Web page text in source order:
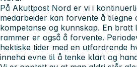
På Akuttpost Nord er vi i
medarbeider kan forvente å tilegne
kompetanse og kunnskap. En
rammer er også å forvente.
hektiske tider med en utfordrende
inneha evne til å tenke klart og